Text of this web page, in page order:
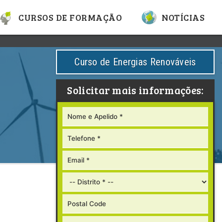
CURSOS DE FORMAÇÃO NOTÍCIAS
Curso de Energias Renováveis
Solicitar mais informações: